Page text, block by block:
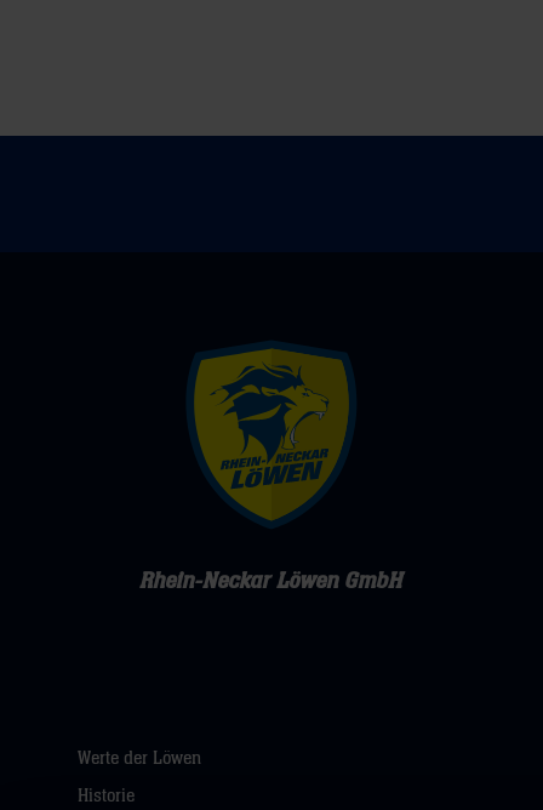
Rhein-Neckar Löwen GmbH
Werte der Löwen
Historie